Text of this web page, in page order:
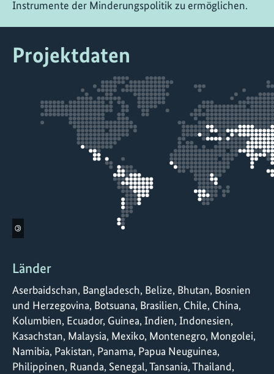
Instrumente der Minderungspolitik zu ermöglichen.
Projektdaten
©
Länder
Aserbaidschan, Bangladesch, Belize, Bhutan, Bosnien
und Herzegovina, Botsuana, Brasilien, Chile, China,
Kolumbien, Ecuador, Guinea, Indien, Indonesien,
Kasachstan, Malaysia, Mexiko, Montenegro, Mongolei,
Namibia, Pakistan, Panama, Papua Neuguinea,
Philippinen, Ruanda, Senegal, Tansania, Thailand,